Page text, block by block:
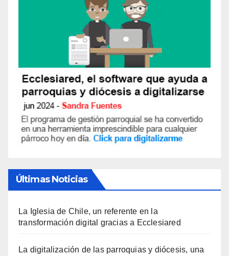
Últimas Noticias
La Iglesia de Chile, un referente en la
transformación digital gracias a Ecclesiared
La digitalización de las parroquias y diócesis, una